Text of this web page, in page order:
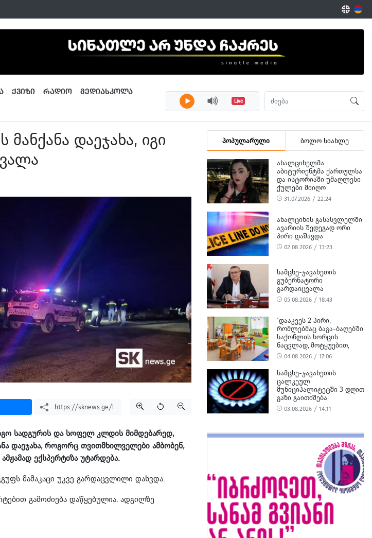
ᲥᲕᲘᲖᲘ ᲠᲐᲓᲘᲝ
ᲛᲔᲓᲘᲐᲡᲙᲝᲚᲐ
Live
დაეჯახა, იგი
სადგურის და სოფელ კლდის მიმდებარედ,
დაეჯახა, როგორც თვითმხილველები ამბობენ,
ექსპერტიზა უტარდება.
მამაკაცი უკვე გარდაცვლილი დახვდა.
გამოძიება დაწყებულია. ადგილზე
პოპულარული ბოლო სიახლე
ᲐᲮᲐᲚᲪᲘᲮᲔᲚᲛᲐ
ᲐᲑᲘᲢᲣᲠᲘᲔᲜᲢᲛᲐ ᲥᲐᲠᲗᲣᲚᲡᲐ
ᲓᲐ ᲘᲡᲢᲝᲠᲘᲐᲨᲘ ᲣᲛᲐᲦᲚᲔᲡᲘ
ᲥᲣᲚᲔᲑᲘ ᲛᲘᲘᲦᲝ
31.07.2026 / 22:24
ᲐᲮᲐᲚᲪᲘᲮᲘᲡ ᲒᲐᲡᲐᲡᲕᲚᲔᲚᲨᲘ
ᲐᲕᲐᲠᲘᲘᲡ ᲨᲔᲓᲔᲒᲐᲓ ᲝᲠᲘ
ᲞᲘᲠᲘ ᲓᲐᲨᲐᲕᲓᲐ
02.08.2026 / 13:23
ᲡᲐᲛᲪᲮᲔ-ᲯᲐᲕᲐᲮᲔᲗᲘᲡ
ᲒᲣᲑᲔᲠᲜᲐᲢᲝᲠᲘ
ᲒᲐᲠᲓᲐᲘᲪᲕᲐᲚᲐ
05.08.2026 / 18:43
‘ᲓᲐᲐᲙᲕᲔᲡ 2 ᲞᲘᲠᲘ,
ᲠᲝᲛᲚᲔᲑᲛᲐᲪ ᲑᲐᲒᲐ-ᲑᲐᲦᲔᲑᲨᲘ
ᲡᲐᲥᲝᲜᲚᲘᲡ ᲮᲝᲠᲪᲘᲡ
ᲜᲐᲪᲕᲚᲐᲓ, ᲛᲝᲢᲧᲣᲔᲑᲘᲗ,
ᲪᲮᲔᲜᲘᲡ ᲮᲝᲠᲪᲘ ᲨᲔᲘᲢᲐᲜᲔᲡ’ -
ᲡᲣᲡ-Ი
04.08.2026 / 17:06
ᲡᲐᲛᲪᲮᲔ-ᲯᲐᲕᲐᲮᲔᲗᲘᲡ
ᲪᲐᲚᲙᲔᲣᲚ
ᲛᲣᲜᲘᲪᲘᲞᲐᲚᲘᲢᲔᲢᲨᲘ 3 ᲓᲦᲘᲗ
ᲒᲐᲖᲘ ᲒᲐᲘᲗᲘᲨᲔᲑᲐ
03.08.2026 / 14:11